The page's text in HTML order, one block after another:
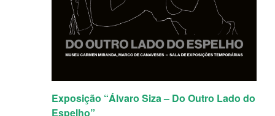
Exposição “Álvaro Siza – Do Outro Lado do
Espelho”